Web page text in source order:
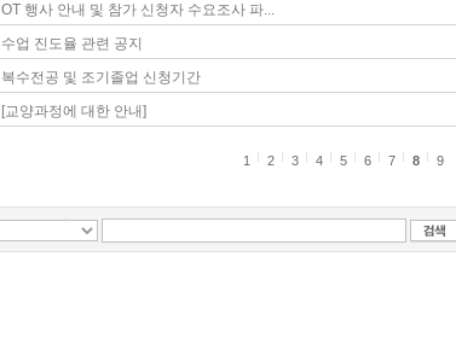
OT 행사 안내 및 참가 신청자 수요조사 파...
수업 진도율 관련 공지
복수전공 및 조기졸업 신청기간
[교양과정에 대한 안내]
1 2 3 4 5 6 7 8 9